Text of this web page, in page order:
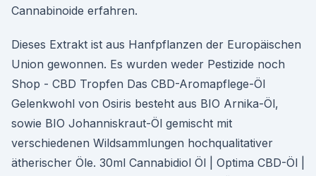
Cannabinoide erfahren.
Dieses Extrakt ist aus Hanfpflanzen der Europäischen
Union gewonnen. Es wurden weder Pestizide noch
Shop - CBD Tropfen Das CBD-Aromapflege-Öl
Gelenkwohl von Osiris besteht aus BIO Arnika-Öl,
sowie BIO Johanniskraut-Öl gemischt mit
verschiedenen Wildsammlungen hochqualitativer
ätherischer Öle. 30ml Cannabidiol Öl | Optima CBD-Öl |